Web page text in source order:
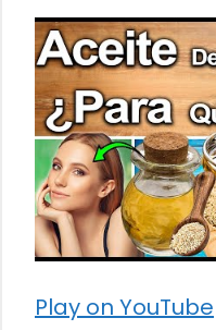
Play on YouTube